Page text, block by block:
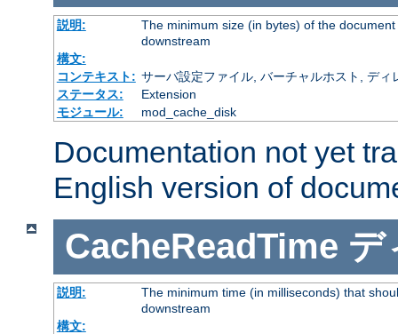
説明:
The minimum size (in bytes) of the
downstream
構文:
コンテキスト: サーバ設定ファイル, バーチャルホスト, ディ
ステータス:
Extension
モジュール:
mod_cache_disk
Documentation not yet
English version of
CacheReadTime デ
説明:
The minimum time (in milliseconds) that
downstream
構文: